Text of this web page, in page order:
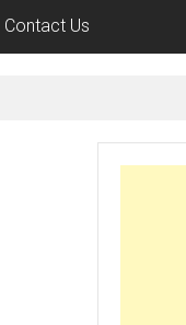
Contact Us